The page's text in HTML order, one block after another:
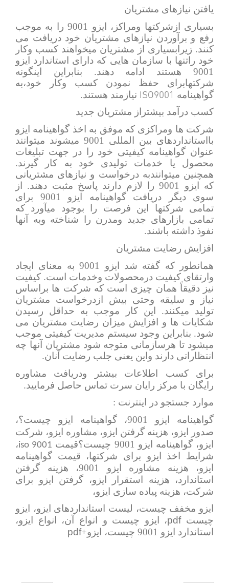
یافتن نیازهای مشتریان
بسیاری ازشرکتها ومراکز، ایزو 9001 را به موجب
رفع و برآوردن نیازهای مشتریان خود دریافت می
کنند. زیرابسیاری از مشتریان میخواهند کسب وکار
خود راتنها با سازمان هایی که دارای استاندارد ایزو
9001 هستند ادامه دهند. بنابراین اینگونه
شرکتهابرای حفظ نمودن کسب وکار خود،به
گواهینامه ISO9001 نیازمند هستند.
کسب درآمد بیشتراز مشتریان جدید
شرکت ها ومراکزی که موفق به اخذ گواهینامه ایزو
بااستانداردهای بین المللی 9001 میشوند میتوانند
عنوان گواهینامه کیفیتی خود را در جهت تبلیغات
محصول یا خدمات تولیدی خود به کار گیرند.
همچنین میتوانندبه درخواست و نیازهای مشتریانی
که ایزو 9001 را لازم دارند پاسخ مثبت دهند. از
سوی دیگر دریافت گواهینامه ایزو 9001 برای
تمامی شرکتها این فرصت را بوجود میآورد که
تمامی بازارهای جدید ومدرن را شناخته وبه آنها
نفوذ داشته باشند.
افزایش رضایت مشتریان
همانطور که گفته شد ایزو 9001 به معنای ایجاد
وارتقای کیفیت درمحصولات وخدمات است. کیفیت
نیز دقیقاً همان چیزی است که شرکت ها براساس
نیاز و سلیقه وحتی بیش ازدرخواست مشتریان
تولید میکنند. این کار موجب به حداقل رسیدن
شکایات ها و افزایش میزان رضایت مشتریان می
شود. بنابراین وجود سیستم مدیریت کیفیتی موجب
میشود تا هرسازمانی متوجه شود مشتریان آنها چه
انتظاراتی دارند واین یعنی جلب رضایت آنان.
برای کسب اطلاعات بیشتر ودریافت مشاوره
رایگان با مرکز رایان سرت تماس حاصل فرمایید.
موارد جستجو در اینترنت :
گواهینامه ایزو 9001، گواهینامه ایزو چیست؟،
صدور ایزو، هزینه گرفتن ایزو، مشاوره ایزو، شرکت
ایزو،گواهینامه ایزو 9001 چیست؟ قیمت iso 9001،
شرایط اخذ ایزو برای شرکتها، قیمت گواهینامه
ایزو، هزینه مشاوره ایزو 9001، هزینه گرفتن
استاندارد، هزینه استقرار ایزو، گرفتن ایزو برای
شرکت، هزینه پیاده سازی ایزو،
ایزو مخفف چیست، لیست استانداردهای ایزو، ایزو
چیستpdf، ایزو چیست و انواع آن، انواع ایزو،
استاندارد ایزو 9001 چیست، ایزو+
pdf